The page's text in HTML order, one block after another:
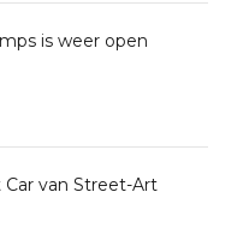
is weer open
Car van Street-Art